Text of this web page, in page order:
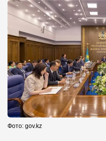
Фото: gov.kz